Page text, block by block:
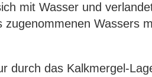
mit Wasser und
Wassers
das Kalkmergel-